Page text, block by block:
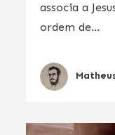
associa a
ordem de...